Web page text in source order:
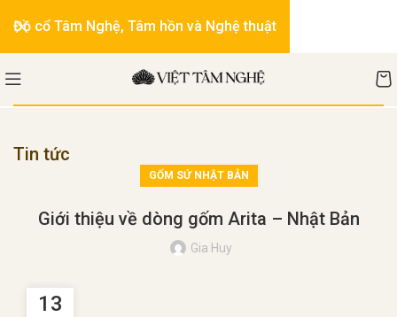
Tin tức
GỐM SỨ NHẬT BẢN
Giới thiệu về dòng gốm Arita – Nhật Bản
Gia Huy
13
Đồ cổ Tâm Nghệ, Tâm hồn và Nghệ thuật